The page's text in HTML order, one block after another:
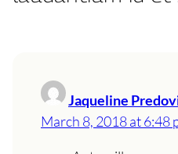
Jaqueline
March 8, 2018 at 6:48